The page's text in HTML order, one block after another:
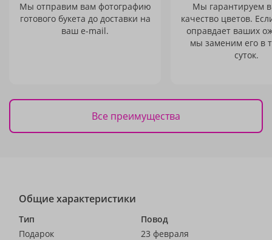
Мы отправим вам фотографию
готового букета до доставки на
ваш e-mail.
Мы гарантируем
качество цветов.
оправдает ваших
мы заменим его в
суток.
Все преимущества
Общие характеристики
Тип
Подарок
Повод
23 февраля